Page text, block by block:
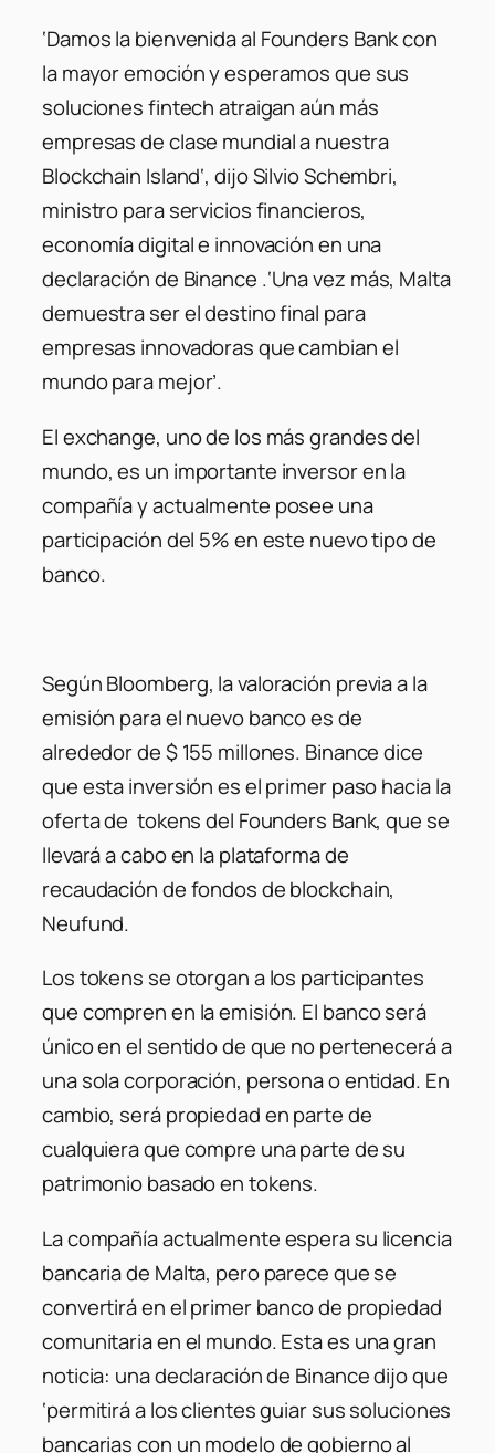
‘Damos la bienvenida al Founders Bank con
la mayor emoción y esperamos que sus
soluciones fintech atraigan aún más
empresas de clase mundial a nuestra
Blockchain Island‘, dijo Silvio Schembri,
ministro para servicios financieros,
economía digital e innovación en una
declaración de Binance .‘Una vez más, Malta
demuestra ser el destino final para
empresas innovadoras que cambian el
mundo para mejor’.
El exchange, uno de los más grandes del
mundo, es un importante inversor en la
compañía y actualmente posee una
participación del 5% en este nuevo tipo de
banco.
Según Bloomberg, la valoración previa a la
emisión para el nuevo banco es de
alrededor de $ 155 millones. Binance dice
que esta inversión es el primer paso hacia la
oferta de tokens del Founders Bank, que se
llevará a cabo en la plataforma de
recaudación de fondos de blockchain,
Neufund.
Los tokens se otorgan a los participantes
que compren en la emisión. El banco será
único en el sentido de que no pertenecerá a
una sola corporación, persona o entidad. En
cambio, será propiedad en parte de
cualquiera que compre una parte de su
patrimonio basado en tokens.
La compañía actualmente espera su licencia
bancaria de Malta, pero parece que se
convertirá en el primer banco de propiedad
comunitaria en el mundo. Esta es una gran
noticia: una declaración de Binance dijo que
‘permitirá a los clientes guiar sus soluciones
bancarias con un modelo de gobierno al